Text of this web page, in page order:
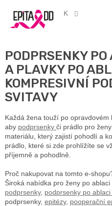
obsah
CZK
PODPRSENKY
A PLAVKY PO
KOMPRESIVNÍ
SVITAVY
Každá žena touží po opravdovém
aby podprsenky či prádlo pro
materiálu, který zajistí pohodlí a
prádlo, které si zde prohlížíte se
příjemně a pohodlně.
Proč nakupovat na tomto e-
Široká nabídka pro ženy po ablaci
podprsenky, podprsenky po ablaci
podprsenky, epitézy, pooperační